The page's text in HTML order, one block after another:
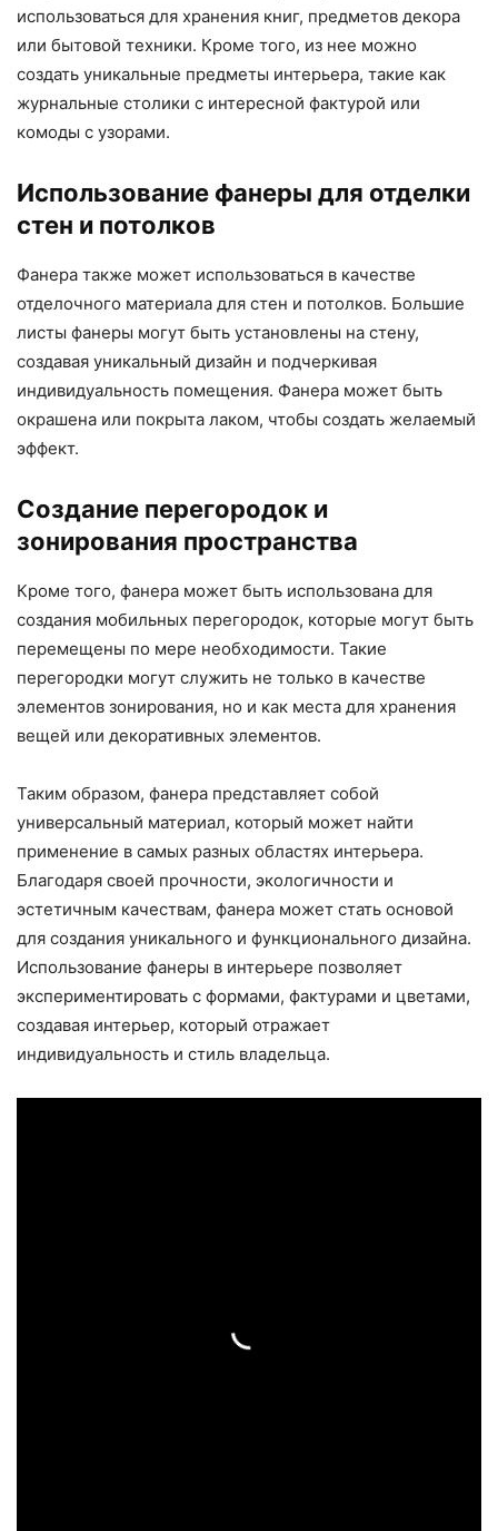
использоваться для хранения книг, предметов декора
или бытовой техники. Кроме того, из нее можно
создать уникальные предметы интерьера, такие как
журнальные столики с интересной фактурой или
комоды с узорами.
Использование фанеры для отделки
стен и потолков
Фанера также может использоваться в качестве
отделочного материала для стен и потолков. Большие
листы фанеры могут быть установлены на стену,
создавая уникальный дизайн и подчеркивая
индивидуальность помещения. Фанера может быть
окрашена или покрыта лаком, чтобы создать желаемый
эффект.
Создание перегородок и
зонирования пространства
Кроме того, фанера может быть использована для
создания мобильных перегородок, которые могут быть
перемещены по мере необходимости. Такие
перегородки могут служить не только в качестве
элементов зонирования, но и как места для хранения
вещей или декоративных элементов.
Таким образом, фанера представляет собой
универсальный материал, который может найти
применение в самых разных областях интерьера.
Благодаря своей прочности, экологичности и
эстетичным качествам, фанера может стать основой
для создания уникального и функционального дизайна.
Использование фанеры в интерьере позволяет
экспериментировать с формами, фактурами и цветами,
создавая интерьер, который отражает
индивидуальность и стиль владельца.